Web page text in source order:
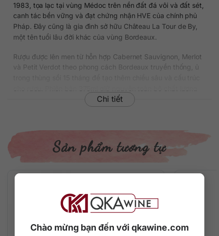
Chào mừng bạn đến với qkawine.com
1983, tọa lạc tại vùng Médoc trên nền đất đá vôi và đất sét,
canh tác bền vững và đạt chứng nhận HVE của chính phủ
Pháp. Đây cũng là gia đình sở hữu Château La Tour de By,
một tên tuổi lâu đời khác của vùng Bordeaux.
Rượu được lên men từ hỗn hợp Cabernet Sauvignon, Merlot
và Petit Verdot theo phong cách Bordeaux truyền thống, ủ
và đặc tính của chai tiêu chuẩn, phù hợp để thưởng thức
Thông tin chi tiết về rượu
. Xuất xứ: Pháp
• Vùng làm vang: Médoc, Bordeaux
• Phân loại rượu: Rượu vang đỏ
• Giống nho: Cabernet Sauvignon, Merlot, Petit Verdot
• Nồng độ: 13.5%
Chi tiết
Sản phẩm tương tự